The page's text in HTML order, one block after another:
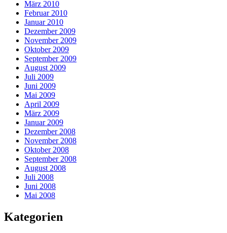
März 2010
Februar 2010
Januar 2010
Dezember 2009
November 2009
Oktober 2009
September 2009
August 2009
Juli 2009
Juni 2009
Mai 2009
April 2009
März 2009
Januar 2009
Dezember 2008
November 2008
Oktober 2008
September 2008
August 2008
Juli 2008
Juni 2008
Mai 2008
Kategorien